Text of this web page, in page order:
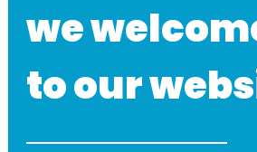
CONTACT
we
to our